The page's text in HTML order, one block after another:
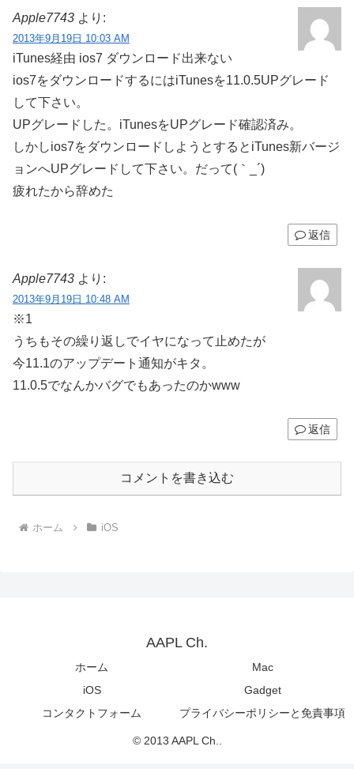
Apple7743 より:
2013年9月19日 10:03 AM
iTunes経由 ios7 ダウンロード出来ない
ios7をダウンロードするにはiTunesを11.0.5UPグレード
して下さい。
UPグレードした。iTunesをUPグレード確認済み。
しかしios7をダウンロードしようとするとiTunes新バージ
ョンへUPグレードして下さい。だって(｀_´)ゞ
疲れたから辞めた
返信
Apple7743 より:
2013年9月19日 10:48 AM
※1
うちもその繰り返しでイヤになって止めたが
今11.1のアップデート通知がキタ。
11.0.5でなんかバグでもあったのかwww
返信
コメントを書き込む
ホーム iOS
AAPL Ch.
ホーム
Mac
iOS
Gadget
コンタクトフォーム
プライバシーポリシーと免責事項
© 2013 AAPL Ch..